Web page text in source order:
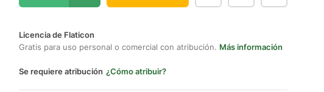
Licencia de Flaticon
Gratis para uso personal o comercial con atribución. Más información
Se requiere atribución ¿Cómo atribuir?